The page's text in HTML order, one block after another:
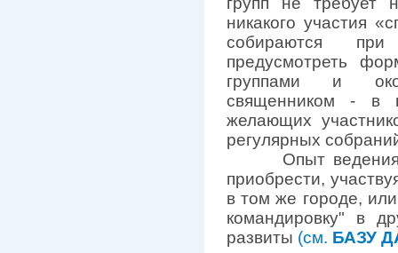
никакого участия
собираются
предусмотреть
группами и
священником - в
желающих
регулярных
Опыт ведения
приобрести,
в том же городе,
командировку" в
развиты (см. БАЗУ